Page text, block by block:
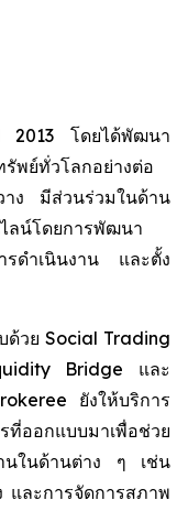
2013 โดยได้พัฒนา
พย์ทั่วโลกอย่างต่อ
าง มีส่วนร่วมในด้าน
ลน์โดยการพัฒนา
ดำเนินงาน และตั้ง
วย Social Trading
Bridge และ
ยังให้บริการ
ออกแบบมาเพื่อช่วย
านในด้านต่าง ๆ เช่น
และการจัดการสภาพ